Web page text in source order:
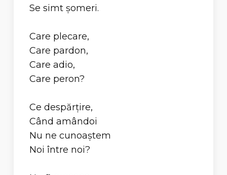
Se simt şomeri.
Care plecare,
Care pardon,
Care adio,
Care peron?
Ce despărţire,
Când amândoi
Nu ne cunoaştem
Noi între noi?